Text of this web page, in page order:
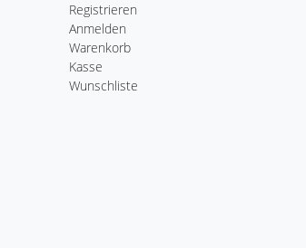
Registrieren
Anmelden
Warenkorb
Kasse
Wunschliste